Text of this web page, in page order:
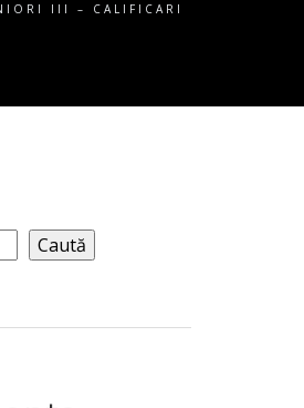
III – CALIFICARI
Caută